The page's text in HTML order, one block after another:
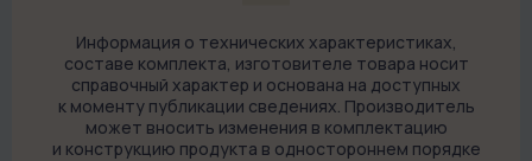
Информация о технических характеристиках,
составе комплекта, изготовителе товара носит
справочный характер и основана на доступных
к моменту публикации сведениях. Производитель
может вносить изменения в комплектацию
и конструкцию продукта в одностороннем порядке